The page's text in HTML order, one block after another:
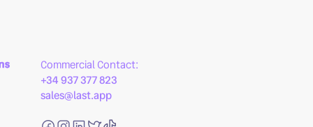
Commercial Contact:
+34 937 377 823
sales@last.app